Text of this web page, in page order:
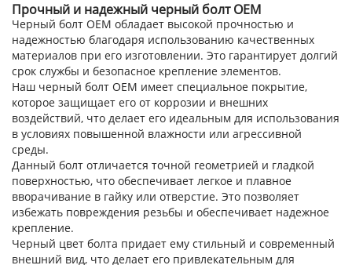
Прочный и надежный черный болт OEM
Черный болт OEM обладает высокой прочностью и
надежностью благодаря использованию качественных
материалов при его изготовлении. Это гарантирует долгий
срок службы и безопасное крепление элементов.
Наш черный болт OEM имеет специальное покрытие,
которое защищает его от коррозии и внешних
воздействий, что делает его идеальным для использования
в условиях повышенной влажности или агрессивной
среды.
Данный болт отличается точной геометрией и гладкой
поверхностью, что обеспечивает легкое и плавное
вворачивание в гайку или отверстие. Это позволяет
избежать повреждения резьбы и обеспечивает надежное
крепление.
Черный цвет болта придает ему стильный и современный
внешний вид, что делает его привлекательным для